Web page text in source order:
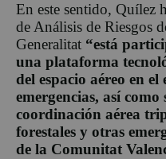
En este sentido, Quílez
de Análisis de Riesgos
Generalitat “está
una plataforma
del espacio aéreo en el
emergencias, así
coordinación aérea
forestales y otras
de la Comunitat